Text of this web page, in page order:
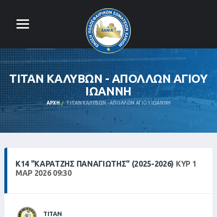
ΤΙΤΑΝ ΚΑΛΥΒΩΝ - ΑΠΟΛΛΩΝ ΑΓΙΟΥ
ΙΩΑΝΝΗ
ΑΡΧΉ ΤΙΤΑΝ ΚΑΛΥΒΩΝ - ΑΠΟΛΛΩΝ ΑΓΙΟΥ ΙΩΑΝΝΗ
Κ14 "ΚΑΡΑΤΖΉΣ ΠΑΝΑΓΙΏΤΗΣ" (2025-2026) ΚΥΡ 1
ΜΑΡ 2026 09:30
ΤΙΤΑΝ